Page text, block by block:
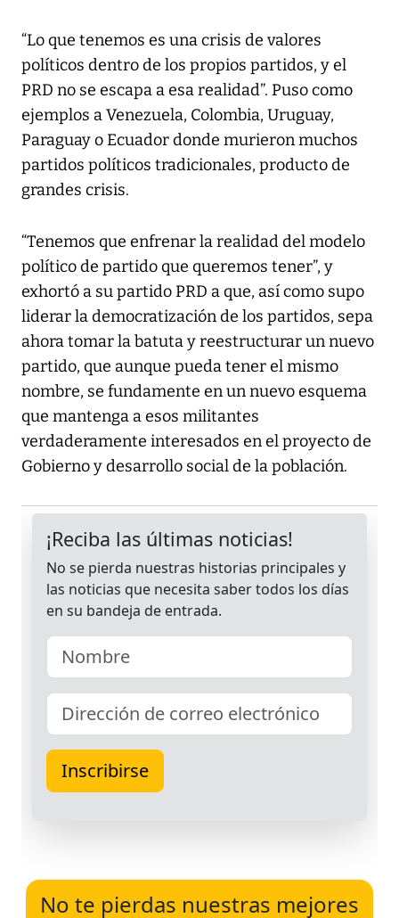
“Lo que tenemos es una crisis de valores
políticos dentro de los propios partidos, y el
PRD no se escapa a esa realidad”. Puso como
ejemplos a Venezuela, Colombia, Uruguay,
Paraguay o Ecuador donde murieron muchos
partidos políticos tradicionales, producto de
grandes crisis.
“Tenemos que enfrenar la realidad del modelo
político de partido que queremos tener”, y
exhortó a su partido PRD a que, así como supo
liderar la democratización de los partidos, sepa
ahora tomar la batuta y reestructurar un nuevo
partido, que aunque pueda tener el mismo
nombre, se fundamente en un nuevo esquema
que mantenga a esos militantes
verdaderamente interesados en el proyecto de
Gobierno y desarrollo social de la población.
No te pierdas nuestras mejores